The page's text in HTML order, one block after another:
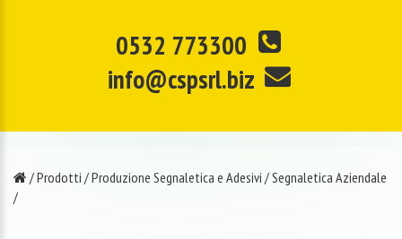
0532 773300
info@cspsrl.biz
/Prodotti /Produzione Segnaletica e Adesivi /Segnaletica Aziendale
/